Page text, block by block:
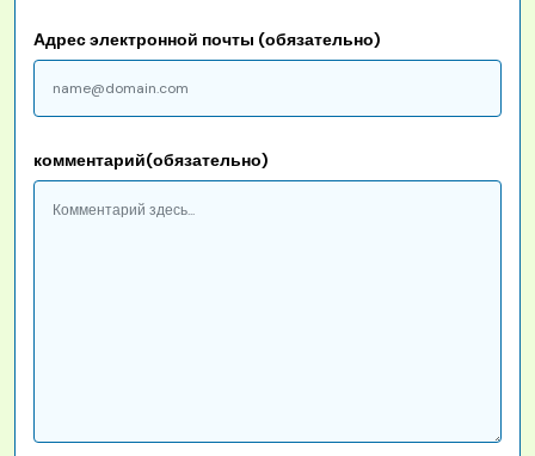
комментарий(обязательно)
Адрес электронной почты (обязательно)